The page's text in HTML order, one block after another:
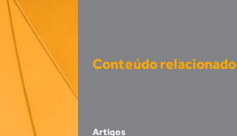
Conteúdo relacionado
Artigos